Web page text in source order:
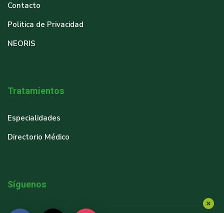
Contacto
Politica de Privacidad
NEORIS
Tratamientos
Especialidades
Directorio Médico
Síguenos